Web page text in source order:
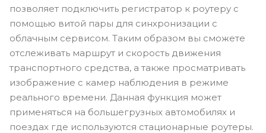
позволяет подключить регистратор к роутеру с
помощью витой пары для синхронизации с
облачным сервисом. Таким образом вы сможете
отслеживать маршрут и скорость движения
транспортного средства, а также просматривать
изображение с камер наблюдения в режиме
реального времени. Данная функция может
применяться на большегрузных автомобилях и
поездах где используются стационарные роутеры.